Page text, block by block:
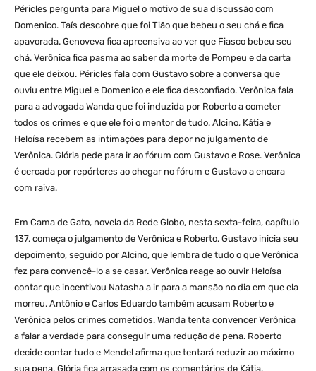
Péricles pergunta para Miguel o motivo de sua discussão com
Domenico. Taís descobre que foi Tião que bebeu o seu chá e fica
apavorada. Genoveva fica apreensiva ao ver que Fiasco bebeu seu
chá. Verônica fica pasma ao saber da morte de Pompeu e da carta
que ele deixou. Péricles fala com Gustavo sobre a conversa que
ouviu entre Miguel e Domenico e ele fica desconfiado. Verônica fala
para a advogada Wanda que foi induzida por Roberto a cometer
todos os crimes e que ele foi o mentor de tudo. Alcino, Kátia e
Heloísa recebem as intimações para depor no julgamento de
Verônica. Glória pede para ir ao fórum com Gustavo e Rose. Verônica
é cercada por repórteres ao chegar no fórum e Gustavo a encara
com raiva.
Em Cama de Gato, novela da Rede Globo, nesta sexta-feira, capítulo
137, começa o julgamento de Verônica e Roberto. Gustavo inicia seu
depoimento, seguido por Alcino, que lembra de tudo o que Verônica
fez para convencê-lo a se casar. Verônica reage ao ouvir Heloísa
contar que incentivou Natasha a ir para a mansão no dia em que ela
morreu. Antônio e Carlos Eduardo também acusam Roberto e
Verônica pelos crimes cometidos. Wanda tenta convencer Verônica
a falar a verdade para conseguir uma redução de pena. Roberto
decide contar tudo e Mendel afirma que tentará reduzir ao máximo
sua pena. Glória fica arrasada com os comentários de Kátia.